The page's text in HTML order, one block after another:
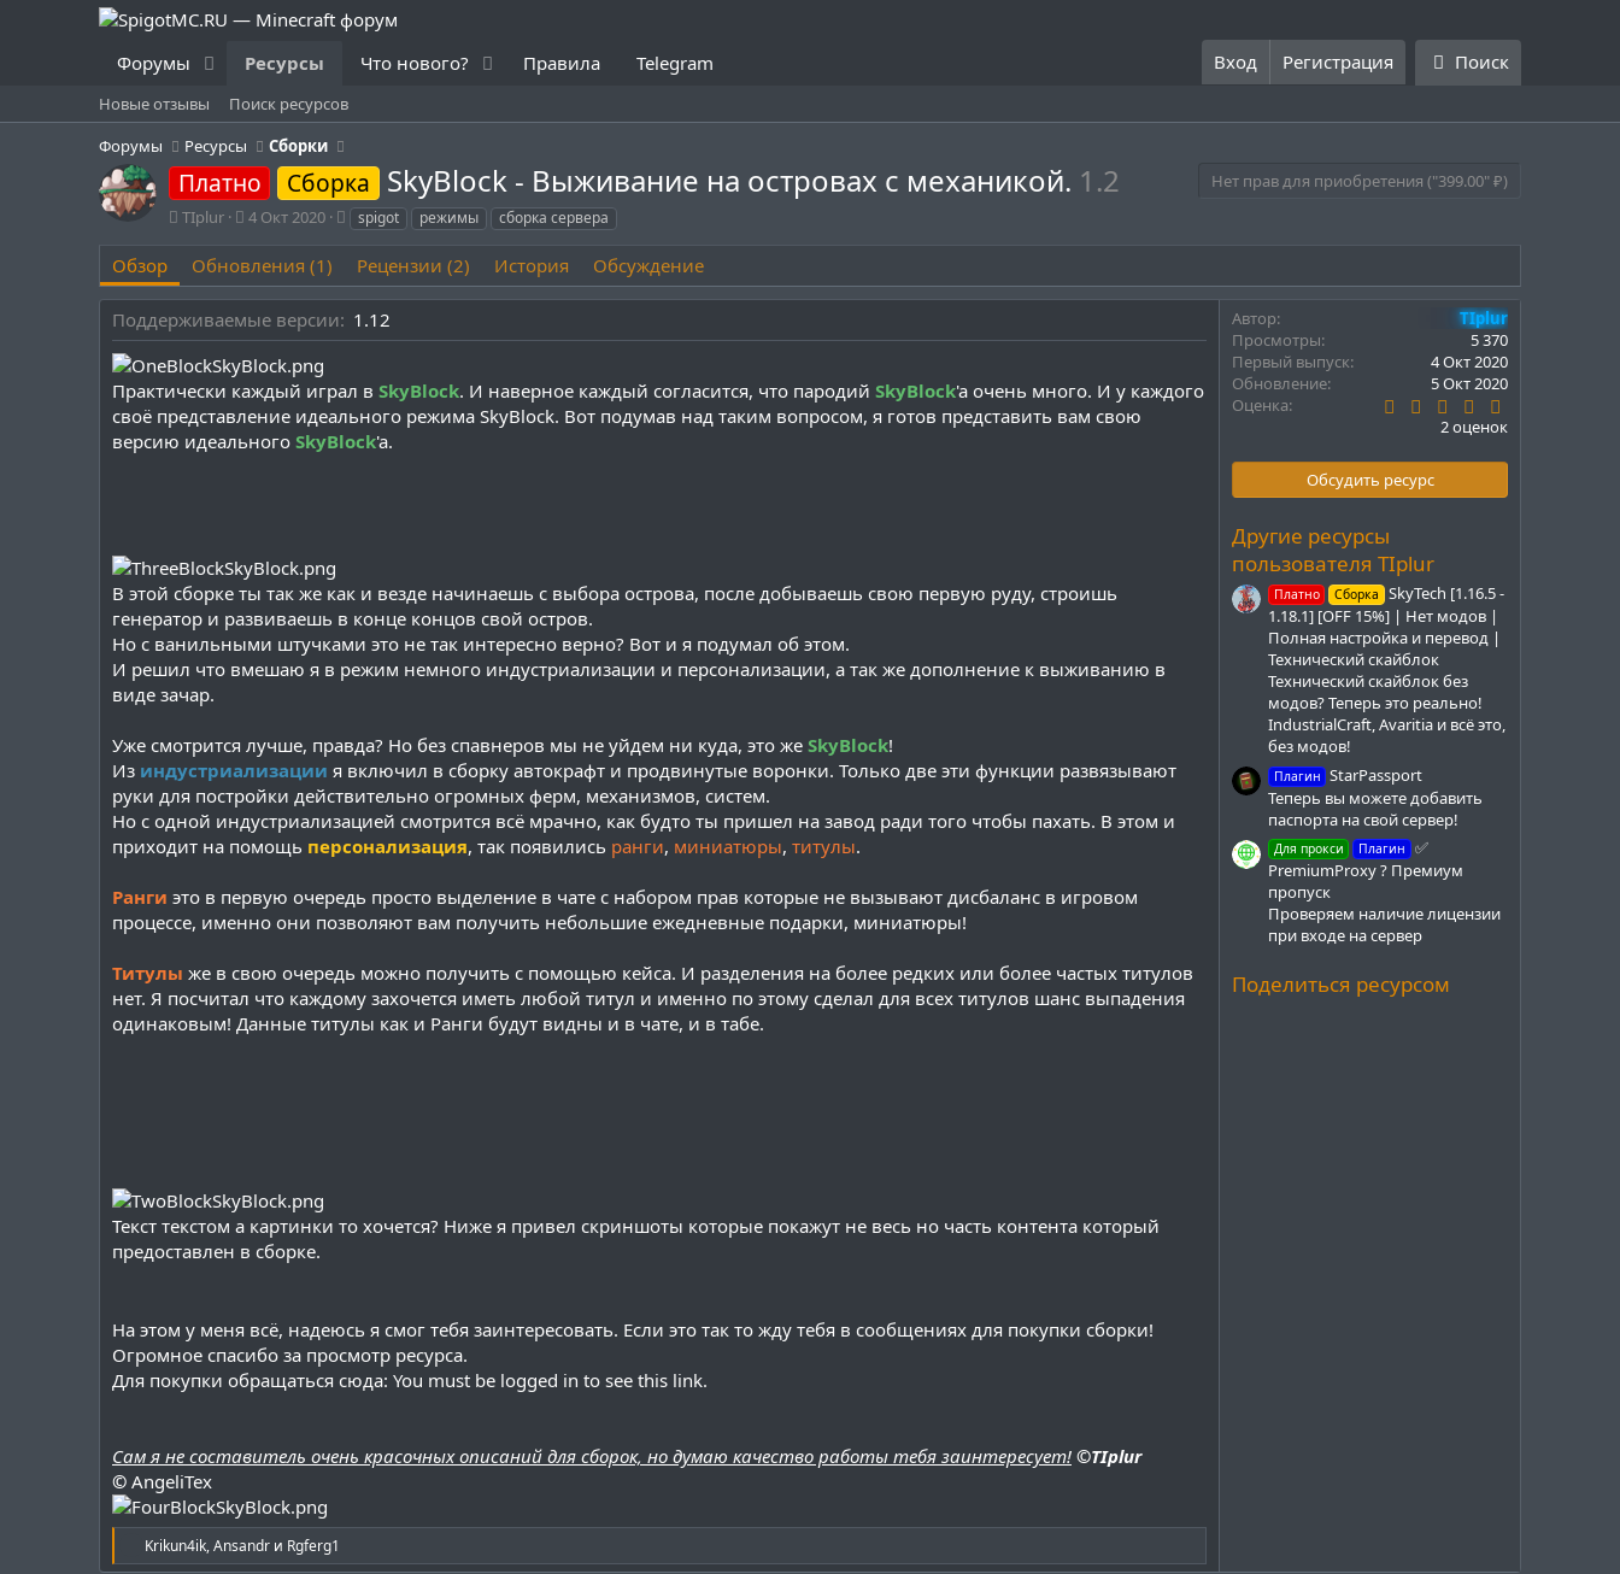
Форумы Ресурсы Что нового? Правила Telegram Вход Регистрация Поиск
Новые отзывы
Поиск ресурсов
Форумы
Ресурсы Сборки
Платно Сборка SkyBlock - Выживание на островах с механикой. 1.2
Нет прав для приобретения ("399.00" ₽)
А
о
р
TIplur
Д
т
а
с
о
з
д
а
н
я
4 Окт 2020
Т
и
spigot режимы сборка сервера
Обзор Обновления (1) Рецензии (2) История Обсуждение
Поддерживаемые версии 1.12
Практически каждый играл в SkyBlock. И наверное каждый согласится, что пародий SkyBlock'a очень много. И у каждого
своё представление идеального режима SkyBlock. Вот подумав над таким вопросом, я готов представить вам свою
версию идеального SkyBlock'a.
В этой сборке ты так же как и везде начинаешь с выбора острова, после добываешь свою первую руду, строишь
генератор и развиваешь в конце концов свой остров.
Но с ванильными штучками это не так интересно верно? Вот и я подумал об этом.
И решил что вмешаю я в режим немного индустриализации и персонализации, а так же дополнение к выживанию в
виде зачар.
Уже смотрится лучше, правда? Но без спавнеров мы не уйдем ни куда, это же SkyBlock!
Из индустриализации я включил в сборку автокрафт и продвинутые воронки. Только две эти функции развязывают
руки для постройки действительно огромных ферм, механизмов, систем.
Но с одной индустриализацией смотрится всё мрачно, как будто ты пришел на завод ради того чтобы пахать. В этом и
приходит на помощь персонализация, так появились ранги, миниатюры, титулы.
Ранги это в первую очередь просто выделение в чате с набором прав которые не вызывают дисбаланс в игровом
процессе, именно они позволяют вам получить небольшие ежедневные подарки, миниатюры!
Титулы же в свою очередь можно получить с помощью кейса. И разделения на более редких или более частых титулов
нет. Я посчитал что каждому захочется иметь любой титул и именно по этому сделал для всех титулов шанс выпадения
одинаковым! Данные титулы как и Ранги будут видны и в чате, и в табе.
Текст текстом а картинки то хочется? Ниже я привел скриншоты которые покажут не весь но часть контента который
предоставлен в сборке.
На этом у меня всё, надеюсь я смог тебя заинтересовать. Если это так то жду тебя в сообщениях для покупки сборки!
Огромное спасибо за просмотр ресурса.
Для покупки обращаться сюда: You must be logged in to see this link.
Сам я не составитель очень красочных описаний для сборок, но думаю качество работы тебя заинтересует! ©TIplur
© AngeliTex
Р
е
Krikun4ik,Ansandr и Rgferg1
Автор
TIplur
Просмотры
5 370
Первый выпуск
4 Окт 2020
Обновление
5 Окт 2020
Оценка
0
0
в
2 оценок
Обсудить ресурс
Другие ресурсы
пользователя TIplur
Платно Сборка
SkyTech [1.16.5 -
1.18.1] [OFF 15%] | Нет модов |
Полная настройка и перевод |
Технический скайблок
Технический скайблок без
модов? Теперь это реально!
IndustrialCraft, Avaritia и всё это,
без модов!
Плагин StarPassport
Теперь вы можете добавить
паспорта на свой сервер!
Для прокси Плагин
✅
PremiumProxy ? Премиум
пропуск
Проверяем наличие лицензии
при входе на сервер
Поделиться ресурсом